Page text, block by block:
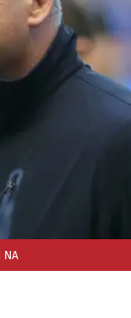
| NA